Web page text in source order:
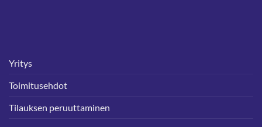
Yritys
Toimitusehdot
Tilauksen peruuttaminen